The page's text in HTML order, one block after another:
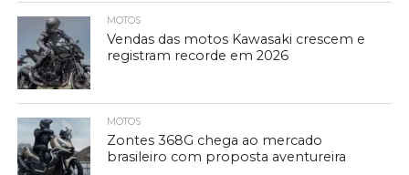
MOTOS
Vendas das motos Kawasaki crescem e
registram recorde em 2026
MOTOS
Zontes 368G chega ao mercado
brasileiro com proposta aventureira